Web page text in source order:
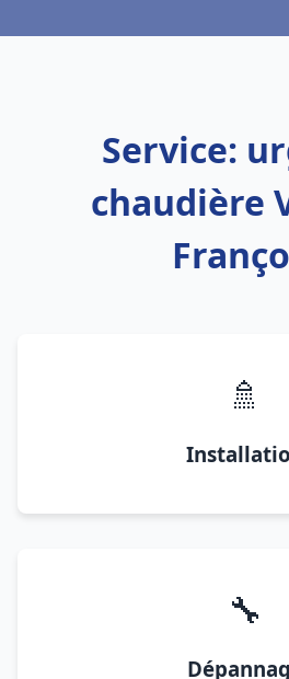
Service:
chaudière
🚿
🔧